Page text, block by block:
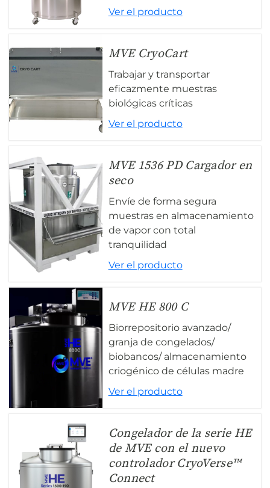
Ver el producto
MVE CryoCart
Trabajar y transportar
eficazmente muestras
biológicas críticas
Ver el producto
MVE 1536 PD Cargador en
seco
Envíe de forma segura
muestras en almacenamiento
de vapor con total
tranquilidad
Ver el producto
MVE HE 800 C
Biorrepositorio avanzado/
granja de congelados/
biobancos/ almacenamiento
criogénico de células madre
Ver el producto
Congelador de la serie HE
de MVE con el nuevo
controlador CryoVerse™
Connect